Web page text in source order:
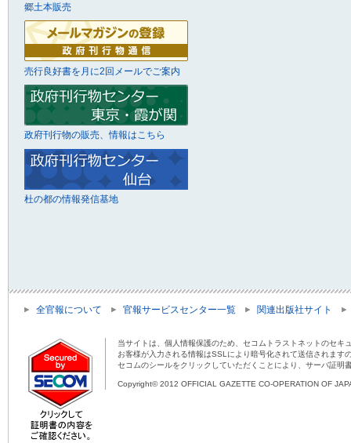
郷土本販売
売行良好書を月に2回メールでご案内
政府刊行物の販売、情報はこちら
杜の都の情報発信基地
全官報について 官報サービスセンター一覧 関連出版社サイト
当サイトは、個人情報保護のため、セコムトラストネットのセキ
お客様が入力される情報はSSLにより暗号化されて送信されま
セコムのシールをクリックしていただくことにより、サーバ証明
Copyright© 2012 OFFICIAL GAZETTE CO-OPERATION OF